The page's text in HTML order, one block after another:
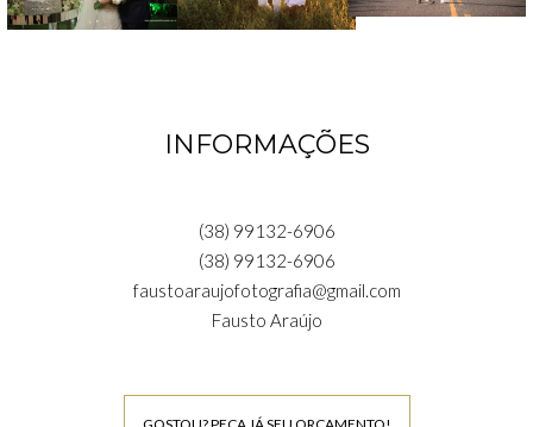
INFORMAÇÕES
(38) 99132-6906
(38) 99132-6906
faustoaraujofotografia@gmail.com
Fausto Araújo